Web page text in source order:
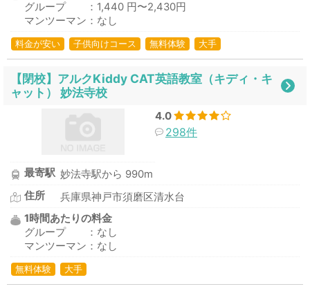
グループ ：1,440 円〜2,430円
マンツーマン：なし
料金が安い 子供向けコース 無料体験 大手
【閉校】アルクKiddy CAT英語教室（キディ・キ
ャット） 妙法寺校
4.0
298件
最寄駅 妙法寺駅から 990m
住所
兵庫県神戸市須磨区清水台
1時間あたりの料金
グループ ：なし
マンツーマン：なし
無料体験 大手